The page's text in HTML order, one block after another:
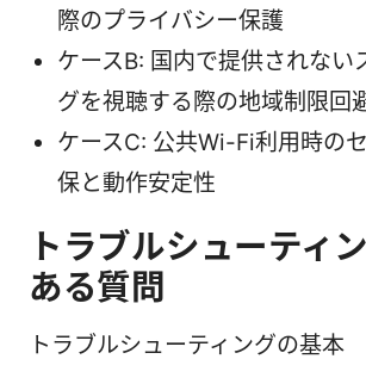
際のプライバシー保護
ケースB: 国内で提供されない
グを視聴する際の地域制限回
ケースC: 公共Wi-Fi利用時の
保と動作安定性
トラブルシューティ
ある質問
トラブルシューティングの基本